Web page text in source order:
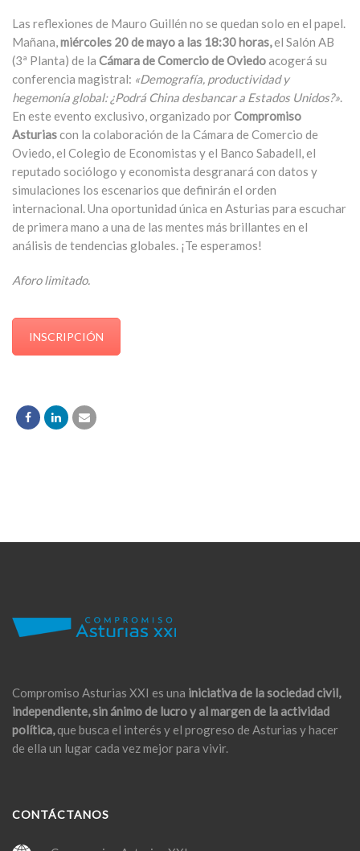
Las reflexiones de Mauro Guillén no se quedan solo en el papel.
Mañana,miércoles 20 de mayo a las 18:30 horas,el Salón AB
(3ª Planta) de la Cámara de Comercio de Oviedoacogerá su
conferencia magistral: «Demografía, productividad y
hegemonía global: ¿Podrá China desbancar a Estados Unidos?».
En este evento exclusivo, organizado porCompromiso
Asturiascon la colaboración de la Cámara de Comercio de
Oviedo, el Colegio de Economistas y el Banco Sabadell, el
reputado sociólogo y economista desgranará con datos y
simulaciones los escenarios que definirán el orden
internacional. Una oportunidad única en Asturias para escuchar
de primera mano a una de las mentes más brillantes en el
análisis de tendencias globales. ¡Te esperamos!
Aforo limitado.
INSCRIPCIÓN
Compromiso Asturias XXI es una iniciativa de la sociedad civil,
independiente, sin ánimo de lucro y al margen de la actividad
política,que busca el interés y el progreso de Asturias y hacer
de ella un lugar cada vez mejor para vivir.
CONTÁCTANOS